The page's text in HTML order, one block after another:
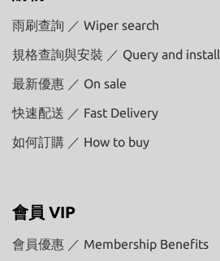
雨刷查詢 ／ Wiper search
規格查詢與安裝 ／ Query and install
最新優惠 ／ On sale
快速配送 ／ Fast Delivery
如何訂購 ／ How to buy
會員 VIP
會員優惠 ／ Membership Benefits